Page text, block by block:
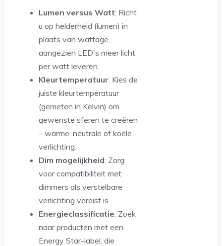
Lumen versus Watt: Richt
u op helderheid (lumen) in
plaats van wattage,
aangezien LED's meer licht
per watt leveren.
Kleurtemperatuur: Kies de
juiste kleurtemperatuur
(gemeten in Kelvin) om
gewenste sferen te creëren
– warme, neutrale of koele
verlichting.
Dim mogelijkheid: Zorg
voor compatibiliteit met
dimmers als verstelbare
verlichting vereist is.
Energieclassificatie: Zoek
naar producten met een
Energy Star-label, die